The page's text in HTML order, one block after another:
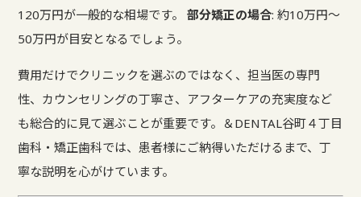
120万円が一般的な相場です。部分矯正の場合: 約10万円～
50万円が目安となるでしょう。
費用だけでクリニックを選ぶのではなく、担当医の専門
性、カウンセリングの丁寧さ、アフターケアの充実度など
も総合的に見て選ぶことが重要です。＆DENTAL谷町４丁目
歯科・矯正歯科では、患者様にご納得いただけるまで、丁
寧な説明を心がけています。